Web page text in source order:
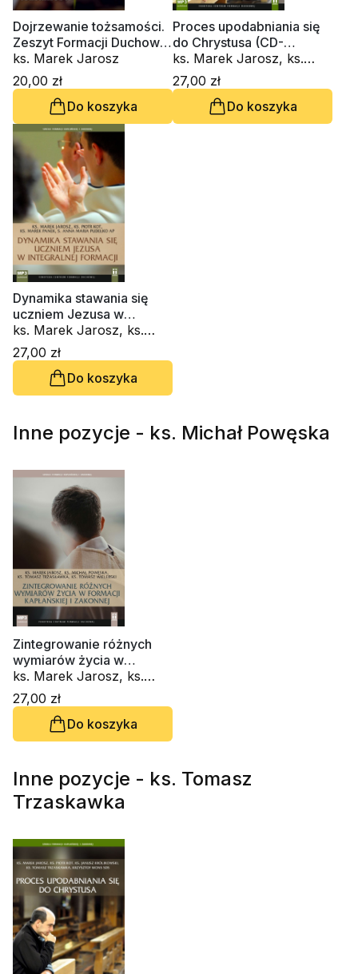
Dojrzewanie tożsamości.
Zeszyt Formacji Duchowej
nr 105
ks. Marek Jarosz
20,00 zł
Do koszyka
Proces upodabniania się
do Chrystusa (CD-
audiobook)
ks. Marek Jarosz, ks.
Piotr Kot, ks. Janusz
Królikowski, ks. Krzysztof
Wons SDS, ks. Tomasz
Trzaskawka
27,00 zł
Do koszyka
Dynamika stawania się
uczniem Jezusa w
integralnej formacji (CD-
audiobook)
ks. Marek Jarosz, ks.
Piotr Kot, ks. Marek
Panek, s. Anna Maria
Pudełko AP
27,00 zł
Do koszyka
Inne pozycje - ks. Michał Powęska
Zintegrowanie różnych
wymiarów życia w
formacji (CD-audiobook)
ks. Marek Jarosz, ks.
Michał Powęska, ks.
Tomasz Trzaskawka, ks.
Tomasz Wielebski
27,00 zł
Do koszyka
Inne pozycje - ks. Tomasz
Trzaskawka